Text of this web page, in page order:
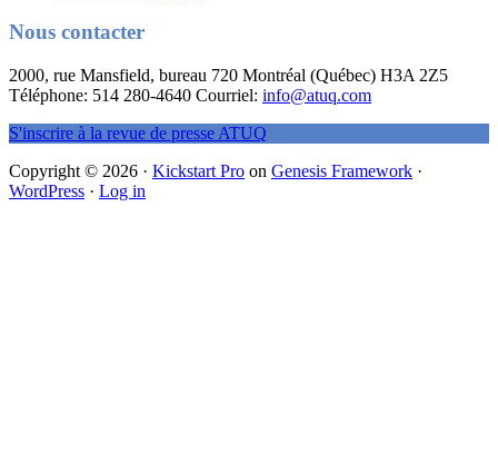
Nous contacter
2000, rue Mansfield, bureau 720 Montréal (Québec) H3A 2Z5
Téléphone: 514 280-4640 Courriel: info@atuq.com
S'inscrire à la revue de presse ATUQ
Copyright © 2026 · Kickstart Pro on Genesis Framework ·
WordPress · Log in